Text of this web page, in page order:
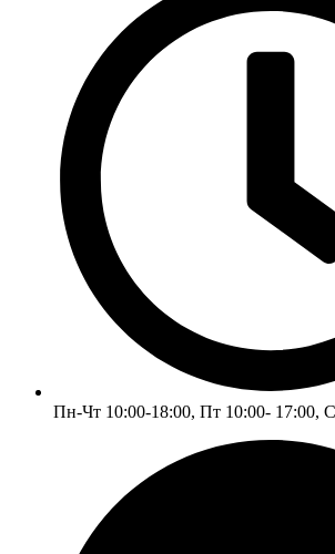
Пн-Чт 10:00-18:00, Пт 10:00- 17:00,